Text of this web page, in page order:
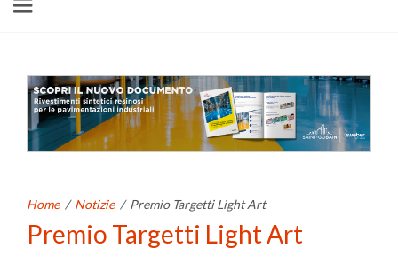
Home / Notizie / Premio Targetti Light Art
Premio Targetti Light Art